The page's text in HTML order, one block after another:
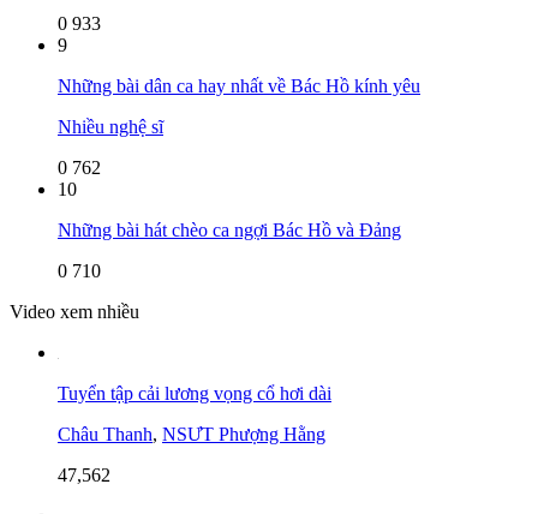
0 933
9
Những bài dân ca hay nhất về Bác Hồ kính yêu
Nhiều nghệ sĩ
0 762
10
Những bài hát chèo ca ngợi Bác Hồ và Đảng
0 710
Video xem nhiều
Tuyển tập cải lương vọng cổ hơi dài
Châu Thanh, NSƯT Phượng Hằng
47,562